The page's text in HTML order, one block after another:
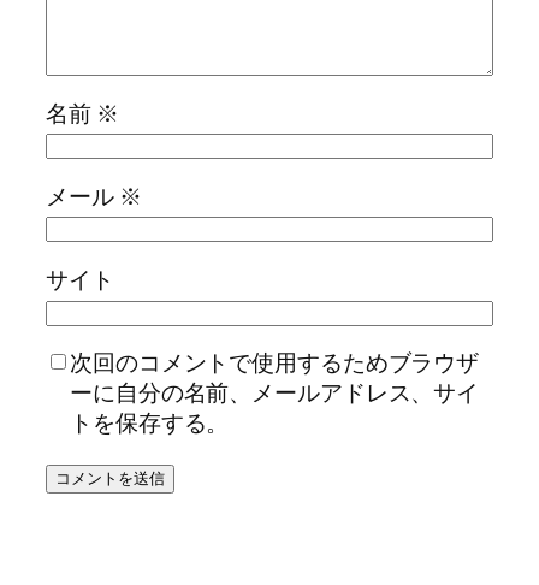
名前 ※
メール ※
サイト
次回のコメントで使用するためブラウザ
ーに自分の名前、メールアドレス、サイ
トを保存する。